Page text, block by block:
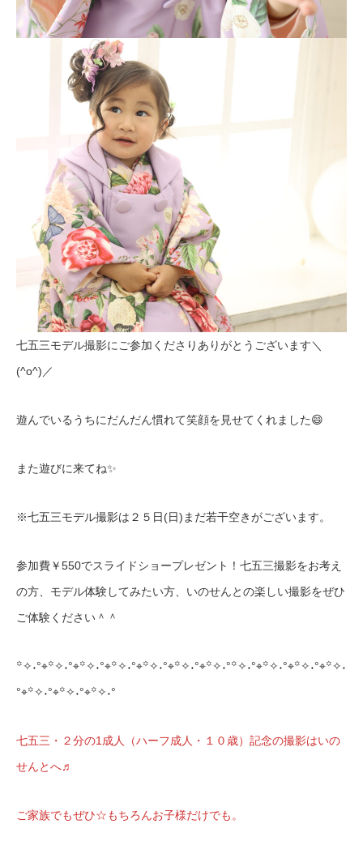
七五三モデル撮影にご参加くださりありがとうございます＼
(^o^)／
遊んでいるうちにだんだん慣れて笑顔を見せてくれました😄
また遊びに来てね✨
※七五三モデル撮影は２５日(日)まだ若干空きがございます。
参加費￥550でスライドショープレゼント！七五三撮影をお考え
の方、モデル体験してみたい方、いのせんとの楽しい撮影をぜひ
ご体験ください＾＾
꙳✧˖°⌖꙳✧˖°⌖꙳✧˖°⌖꙳✧˖°⌖꙳✧˖°⌖꙳✧˖°⌖꙳✧˖°꙳✧˖°⌖꙳✧˖°⌖꙳✧˖°⌖꙳✧˖
°⌖꙳✧˖°⌖꙳✧˖°⌖꙳✧˖°
七五三・２分の1成人（ハーフ成人・１０歳）記念の撮影はいの
せんとへ♬
ご家族でもぜひ☆もちろんお子様だけでも。